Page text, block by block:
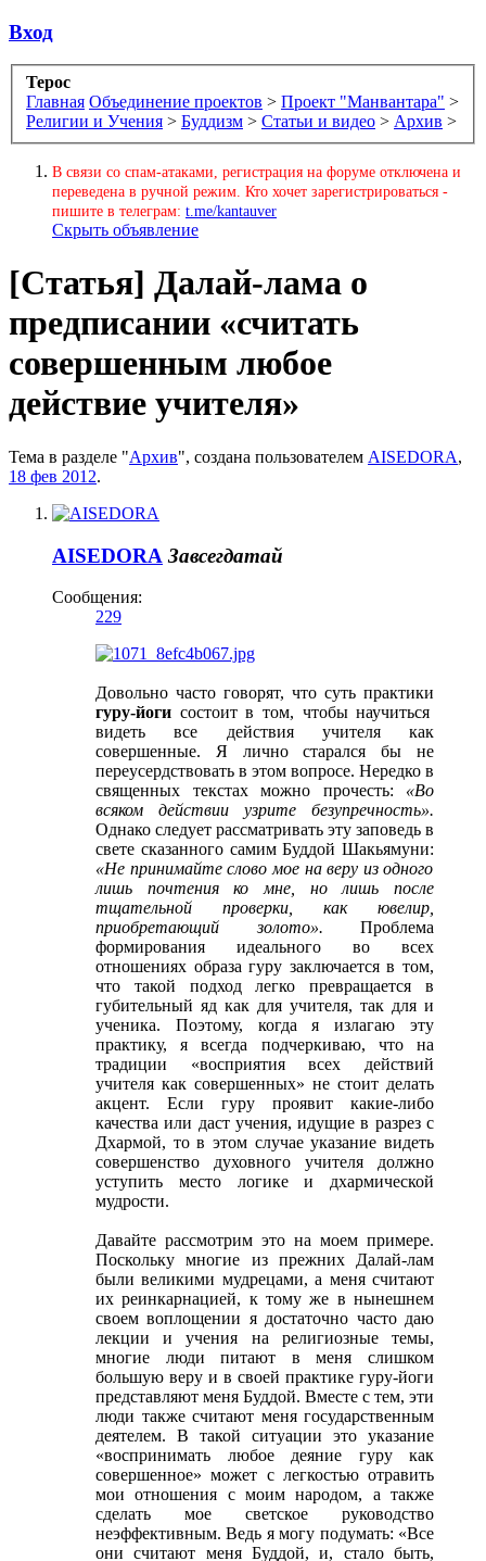
Вход
Терос
Главная Объединение проектов > Проект "Манвантара" >
Религии и Учения > Буддизм > Статьи и видео > Архив >
В связи со спам-атаками, регистрация на форуме отключена и
переведена в ручной режим. Кто хочет зарегистрироваться -
пишите в телеграм: t.me/kantauver
Скрыть объявление
[Статья] Далай-лама о
предписании «считать
совершенным любое
действие учителя»
Тема в разделе "Архив", создана пользователем AISEDORA,
18 фев 2012.
AISEDORA Завсегдатай
Сообщения:
229
Довольно часто говорят, что суть практики
гуру-йоги состоит в том, чтобы научиться
видеть все действия учителя как
совершенные. Я лично старался бы не
переусердствовать в этом вопросе. Нередко в
священных текстах можно прочесть: «Во
всяком действии узрите безупречность».
Однако следует рассматривать эту заповедь в
свете сказанного самим Буддой Шакьямуни:
«Не принимайте слово мое на веру из одного
лишь почтения ко мне, но лишь после
тщательной проверки, как ювелир,
приобретающий золото». Проблема
формирования идеального во всех
отношениях образа гуру заключается в том,
что такой подход легко превращается в
губительный яд как для учителя, так для и
ученика. Поэтому, когда я излагаю эту
практику, я всегда подчеркиваю, что на
традиции «восприятия всех действий
учителя как совершенных» не стоит делать
акцент. Если гуру проявит какие-либо
качества или даст учения, идущие в разрез с
Дхармой, то в этом случае указание видеть
совершенство духовного учителя должно
уступить место логике и дхармической
мудрости.
Давайте рассмотрим это на моем примере.
Поскольку многие из прежних Далай-лам
были великими мудрецами, а меня считают
их реинкарнацией, к тому же в нынешнем
своем воплощении я достаточно часто даю
лекции и учения на религиозные темы,
многие люди питают в меня слишком
большую веру и в своей практике гуру-йоги
представляют меня Буддой. Вместе с тем, эти
люди также считают меня государственным
деятелем. В такой ситуации это указание
«воспринимать любое деяние гуру как
совершенное» может с легкостью отравить
мои отношения с моим народом, а также
сделать мое светское руководство
неэффективным. Ведь я могу подумать: «Все
они считают меня Буддой, и, стало быть,